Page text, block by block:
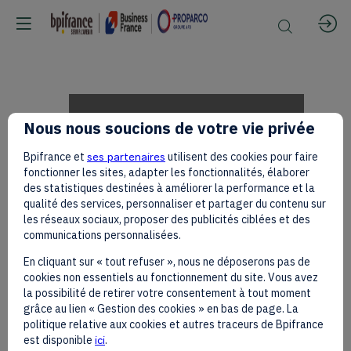
Adeline
LESCANNE
on
the
Nous nous soucions de votre vie privée
Bpifrance et ses partenaires utilisent des cookies pour faire
fonctionner les sites, adapter les fonctionnalités, élaborer
des statistiques destinées à améliorer la performance et la
qualité des services, personnaliser et partager du contenu sur
les réseaux sociaux, proposer des publicités ciblées et des
communications personnalisées.
En cliquant sur « tout refuser », nous ne déposerons pas de
cookies non essentiels au fonctionnement du site. Vous avez
la possibilité de retirer votre consentement à tout moment
grâce au lien « Gestion des cookies » en bas de page. La
politique relative aux cookies et autres traceurs de Bpifrance
est disponible ici.